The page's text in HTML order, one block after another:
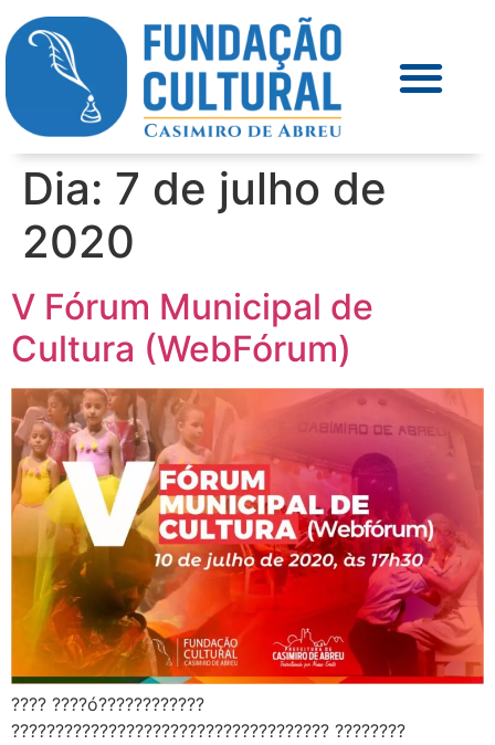
Dia: 7 de julho de
2020
V Fórum Municipal de
Cultura (WebFórum)
???? ????ó????????????
???????????????????????????????????? ????????